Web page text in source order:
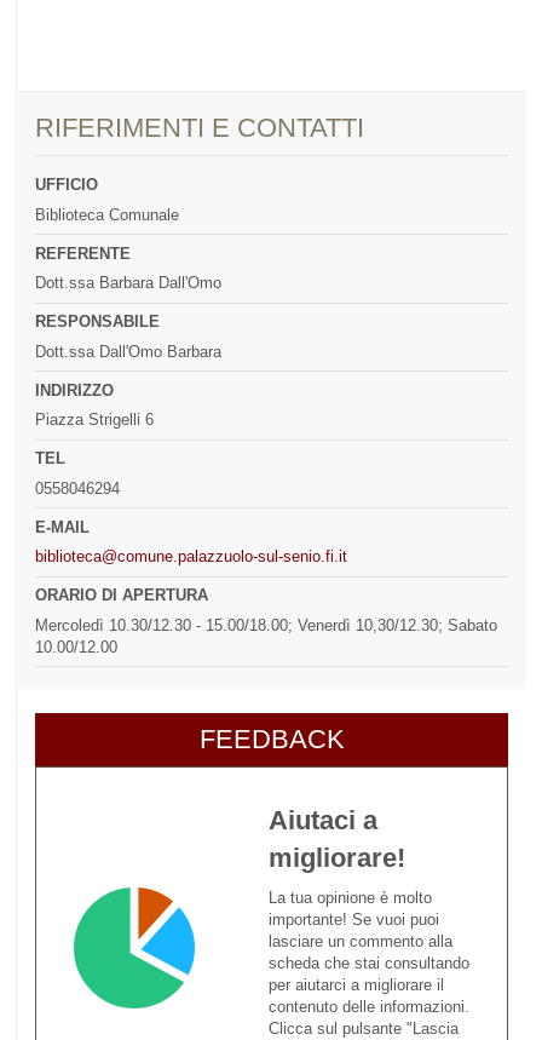
RIFERIMENTI E CONTATTI
UFFICIO
Biblioteca Comunale
REFERENTE
Dott.ssa Barbara Dall'Omo
RESPONSABILE
Dott.ssa Dall'Omo Barbara
INDIRIZZO
Piazza Strigelli 6
TEL
0558046294
E-MAIL
biblioteca@comune.palazzuolo-sul-senio.fi.it
ORARIO DI APERTURA
Mercoledì 10.30/12.30 - 15.00/18.00; Venerdì 10,30/12.30; Sabato
10.00/12.00
FEEDBACK
Aiutaci a
migliorare!
La tua opinione è molto
importante! Se vuoi puoi
lasciare un commento alla
scheda che stai consultando
per aiutarci a migliorare il
contenuto delle informazioni.
Clicca sul pulsante "Lascia